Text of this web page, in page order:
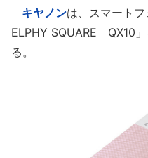
キヤノンは、スマート
ELPHY SQUARE QX10
る。